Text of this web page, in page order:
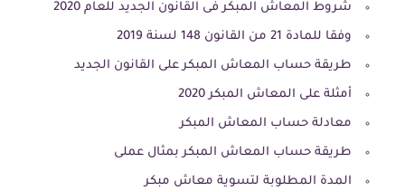
شروط المعاش المبكر فى القانون الجديد للعام 2020
وفقا للمادة 21 من القانون 148 لسنة 2019
طريقة حساب المعاش المبكر على القانون الجديد
أمثلة على المعاش المبكر 2020
معادلة حساب المعاش المبكر
طريقة حساب المعاش المبكر بمثال عملى
المدة المطلوبة لتسوية معاش مبكر